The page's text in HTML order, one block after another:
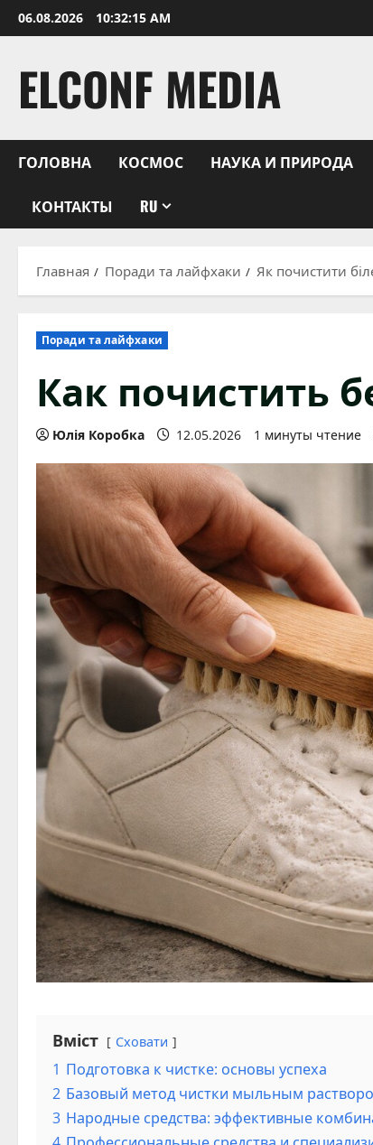
Перейти
к
06.08.2026 10:32:17 AM
ELCONF MEDIA
ГОЛОВНА КОСМОС НАУКА И ПРИРОДА
КОНТАКТЫ RU
Главная Поради та лайфхаки Як почистити
Поради та лайфхаки
Как почистить
Юлія Коробка 12.05.2026 1 минуты чтение
Вміст Сховати
1 Подготовка к чистке: основы успеха
2 Базовый метод чистки мыльным
3 Народные средства: эффективные